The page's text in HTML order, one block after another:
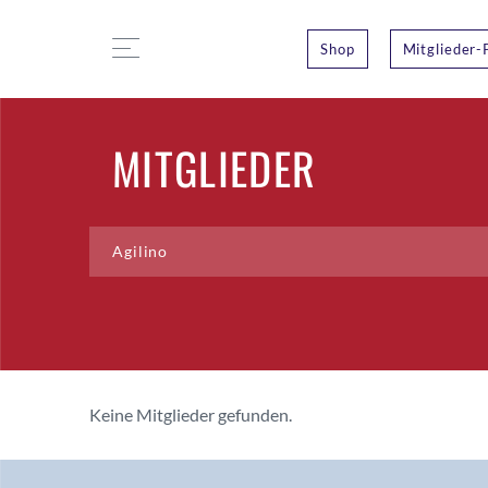
Shop Mitglieder-
MITGLIEDER
Keine Mitglieder gefunden.